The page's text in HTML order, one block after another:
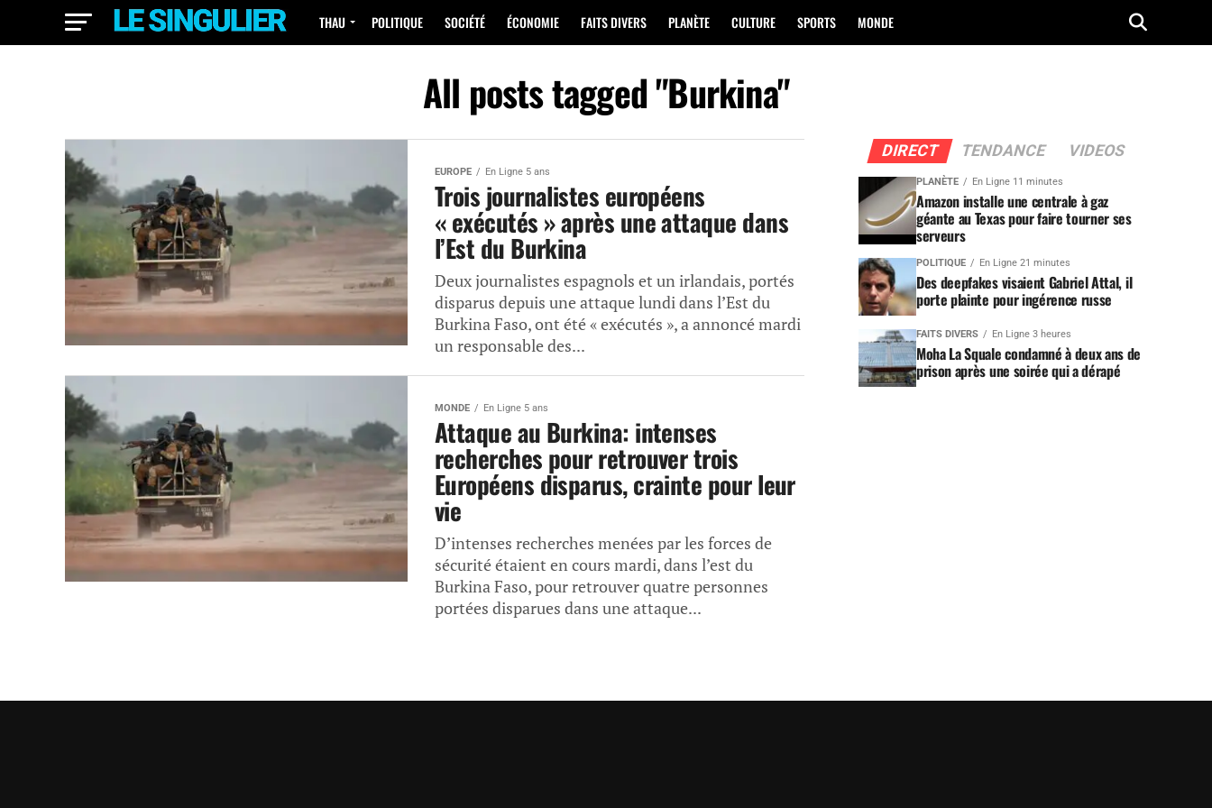
THAU POLITIQUE SOCIÉTÉ ÉCONOMIE FAITS DIVERS PLANÈTE CULTURE SPORTS MONDE
All posts tagged "Burkina"
EUROPE En Ligne 5 ans
Trois journalistes européens
« exécutés » après une attaque dans
l’Est du Burkina
Deux journalistes espagnols et un irlandais, portés
disparus depuis une attaque lundi dans l’Est du
Burkina Faso, ont été « exécutés », a annoncé mardi
un responsable des...
MONDE En Ligne 5 ans
Attaque au Burkina: intenses
recherches pour retrouver trois
Européens disparus, crainte pour leur
vie
D’intenses recherches menées par les forces de
sécurité étaient en cours mardi, dans l’est du
Burkina Faso, pour retrouver quatre personnes
portées disparues dans une attaque...
DIRECT TENDANCE VIDEOS
PLANÈTE En Ligne 11 minutes
Amazon installe une centrale à gaz
géante au Texas pour faire tourner ses
serveurs
POLITIQUE En Ligne 21 minutes
Des deepfakes visaient Gabriel Attal, il
porte plainte pour ingérence russe
FAITS DIVERS En Ligne 3 heures
Moha La Squale condamné à deux ans de
prison après une soirée qui a dérapé